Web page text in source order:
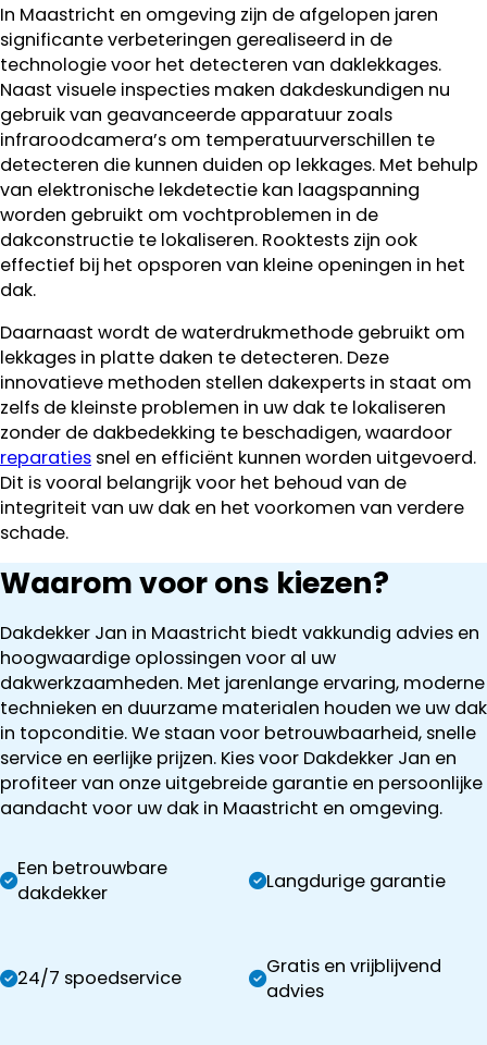
In Maastricht en omgeving zijn de afgelopen jaren
significante verbeteringen gerealiseerd in de
technologie voor het detecteren van daklekkages.
Naast visuele inspecties maken dakdeskundigen nu
gebruik van geavanceerde apparatuur zoals
infraroodcamera’s om temperatuurverschillen te
detecteren die kunnen duiden op lekkages. Met behulp
van elektronische lekdetectie kan laagspanning
worden gebruikt om vochtproblemen in de
dakconstructie te lokaliseren. Rooktests zijn ook
effectief bij het opsporen van kleine openingen in het
dak.
Daarnaast wordt de waterdrukmethode gebruikt om
lekkages in platte daken te detecteren. Deze
innovatieve methoden stellen dakexperts in staat om
zelfs de kleinste problemen in uw dak te lokaliseren
zonder de dakbedekking te beschadigen, waardoor
reparaties snel en efficiënt kunnen worden uitgevoerd.
Dit is vooral belangrijk voor het behoud van de
integriteit van uw dak en het voorkomen van verdere
schade.
Waarom voor ons kiezen?
Dakdekker Jan in Maastricht biedt vakkundig advies en
hoogwaardige oplossingen voor al uw
dakwerkzaamheden. Met jarenlange ervaring, moderne
technieken en duurzame materialen houden we uw dak
in topconditie. We staan voor betrouwbaarheid, snelle
service en eerlijke prijzen. Kies voor Dakdekker Jan en
profiteer van onze uitgebreide garantie en persoonlijke
aandacht voor uw dak in Maastricht en omgeving.
Een betrouwbare
dakdekker
Langdurige garantie
24/7 spoedservice
Gratis en vrijblijvend
advies